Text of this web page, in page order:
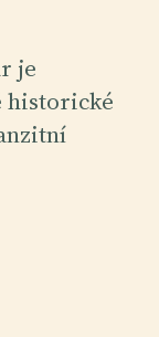
je
historické